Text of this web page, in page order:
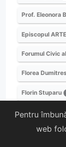
Prof. Eleonora
Episcopul
Forumul Civic
Florea
Florin Stuparu
George Vrana
Generalul
Pentru
web